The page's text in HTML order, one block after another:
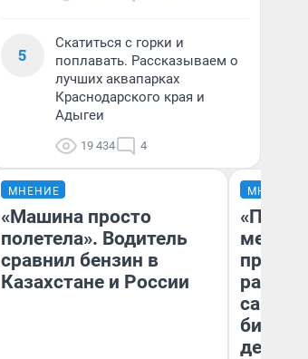
5
Скатиться с горки и
поплавать. Рассказываем о
лучших аквапарках
Краснодарского края и
Адыгеи
19 434 4
МНЕНИЕ
«Машина просто
полетела». Водитель
сравнил бензин в
Казахстане и России
МНЕНИЕ
самом